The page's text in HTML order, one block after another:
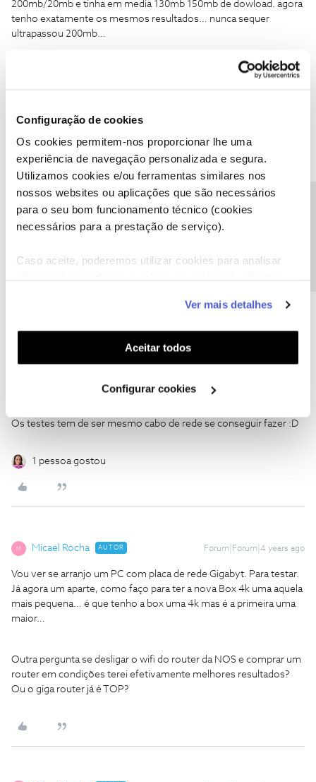
Configuração de cookies
Os cookies permitem-nos proporcionar lhe uma
experiência de navegação personalizada e segura.
Utilizamos cookies e/ou ferramentas similares nos
nossos websites ou aplicações que são necessários
para o seu bom funcionamento técnico (cookies
necessários para a prestação de serviço).
Caso aceite, poderemos utilizar cookies para analisar
funcionalidades (cookies de personalização e
funcionalidade) e adaptar anúncios aos seus interesses
(cookies de publicidade personalizada). Pode gerir a
utilização dos cookies clicando em "Configurar
Ver mais detalhes
Aceitar todos
Configurar cookies
200mb/20mb e tinha em media 130mb 150mb de dowload. agora
tenho exatamente os mesmos resultados… nunca sequer
ultrapassou 200mb…
ha alguma definição que eu possa mudar no router? é que estou a
Forum|Forum|4 years ago
Mas eu tenho instalação por coaxial, nao deveriam mudara para a
fibra “mesmo”?? o Router que tenho é o giga router. Vou testar
wifi usando o mesmo aparelho o antes e o depois da atualização
tenho exatamente os mesmos resultados… nunca sequer
Os testes tem de ser mesmo cabo de rede se conseguir fazer :D
1 pessoa gostou
M Micael Rocha AUTOR Forum|Forum|4 years ago
Vou ver se arranjo um PC com placa de rede Gigabyt. Para testar.
Já agora um aparte, como faço para ter a nova Box 4k uma aquela
mais pequena… é que tenho a box uma 4k mas é a primeira uma
maior…
Outra pergunta se desligar o wifi do router da NOS e comprar um
router em condições terei efetivamente melhores resultados?
Ou o giga router já é TOP?